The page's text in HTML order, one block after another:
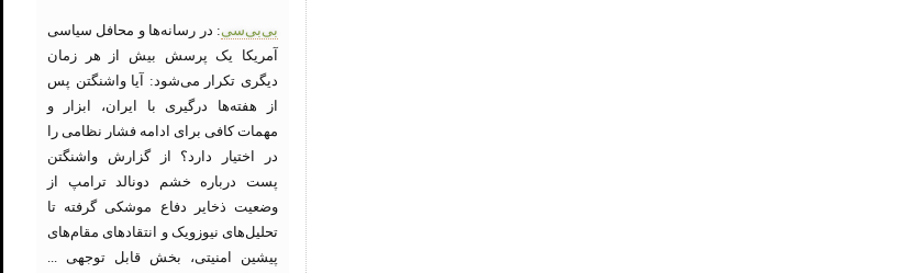
بی‌بی‌سی: در رسانه‌ها و محافل سیاسی
آمریکا یک پرسش بیش از هر زمان
دیگری تکرار می‌شود: آیا واشنگتن پس
از هفته‌ها درگیری با ایران، ابزار و
مهمات کافی برای ادامه فشار نظامی را
در اختیار دارد؟ از گزارش واشنگتن
پست درباره خشم دونالد ترامپ از
وضعیت ذخایر دفاع موشکی گرفته تا
تحلیل‌های نیوزویک و انتقادهای مقام‌های
پیشین امنیتی، بخش قابل توجهی ...